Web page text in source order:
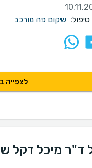
טיפול: שיקום פה מורכב
לצפייה
ד"ר מיכל דקל